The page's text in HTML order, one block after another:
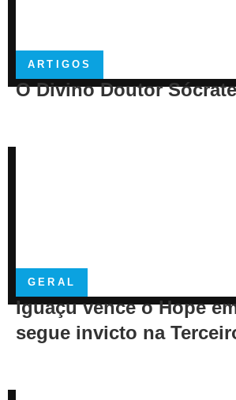
ARTIGOS
O Divino Doutor
GERAL
Iguaçu vence o Hope
segue invicto na